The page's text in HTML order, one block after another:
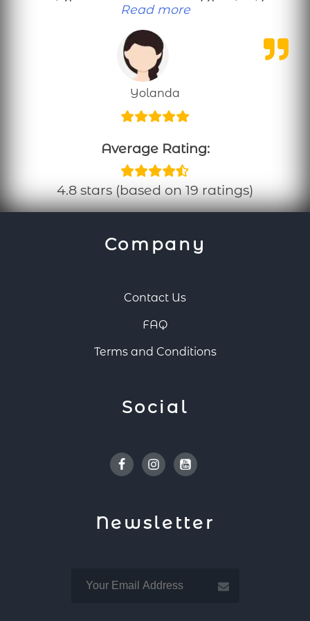
Read more“Υπέροχη εφαρμογή!”
Yolanda
Average Rating:
4.8 stars (based on 19 ratings)
Company
Contact Us
FAQ
Terms and Conditions
Social
FacebookInstagramYoutube
Newsletter